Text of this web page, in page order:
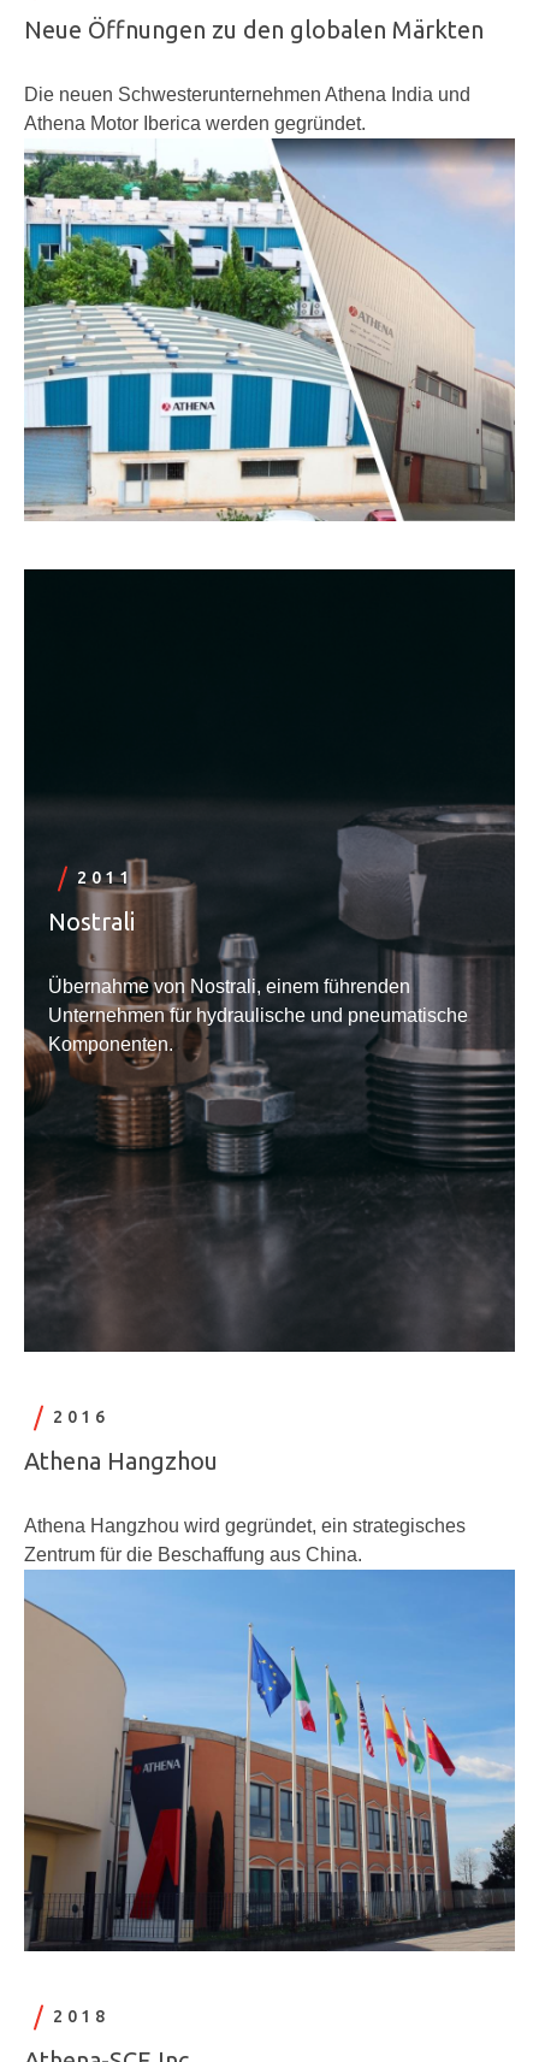
Neue Öffnungen zu den globalen Märkten
Die neuen Schwesterunternehmen Athena India und
Athena Motor Iberica werden gegründet.
2011
Nostrali
Übernahme von Nostrali, einem führenden
Unternehmen für hydraulische und pneumatische
Komponenten.
2016
Athena Hangzhou
Athena Hangzhou wird gegründet, ein strategisches
Zentrum für die Beschaffung aus China.
2018